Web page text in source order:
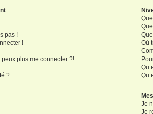
pas !
!
plus me connecter ?!
?
Où
Je
Je